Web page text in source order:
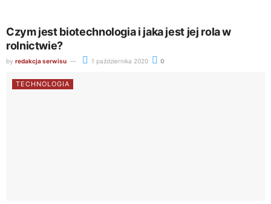
Czym jest biotechnologia i jaka jest jej rola w
rolnictwie?
by redakcja serwisu 1 października 2020 0
TECHNOLOGIA